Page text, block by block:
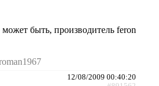
быть, производитель feron
12/08/2009 00:40:20